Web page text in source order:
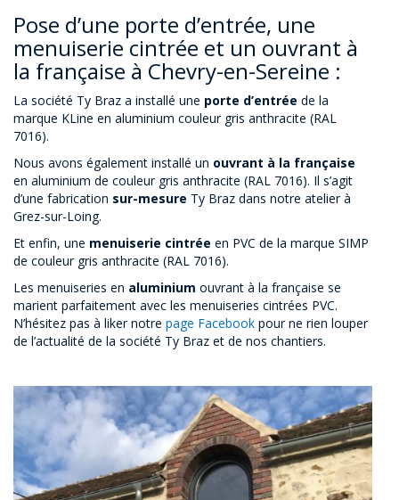
Pose d’une porte d’entrée, une
menuiserie cintrée et un ouvrant à
la française à Chevry-en-Sereine :
La société Ty Braz a installé une porte d’entrée de la
marque KLine en aluminium couleur gris anthracite (RAL
7016).
Nous avons également installé un ouvrant à la française
en aluminium de couleur gris anthracite (RAL 7016). Il s’agit
d’une fabrication sur-mesure Ty Braz dans notre atelier à
Grez-sur-Loing.
Et enfin, une menuiserie cintrée en PVC de la marque SIMP
de couleur gris anthracite (RAL 7016).
Les menuiseries en aluminium ouvrant à la française se
marient parfaitement avec les menuiseries cintrées PVC.
N’hésitez pas à liker notre page Facebook pour ne rien louper
de l’actualité de la société Ty Braz et de nos chantiers.